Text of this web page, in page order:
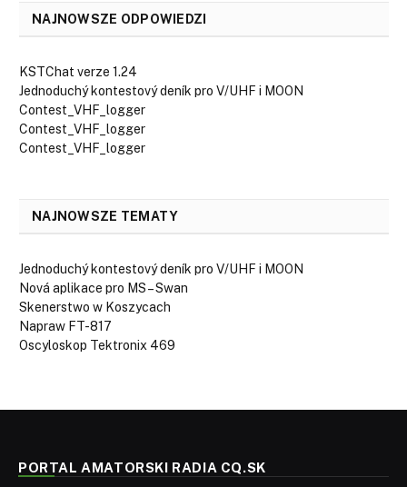
NAJNOWSZE ODPOWIEDZI
KSTChat verze 1.24
Jednoduchý kontestový deník pro V/UHF i MOON
Contest_VHF_logger
Contest_VHF_logger
Contest_VHF_logger
NAJNOWSZE TEMATY
Jednoduchý kontestový deník pro V/UHF i MOON
Nová aplikace pro MS – Swan
Skenerstwo w Koszycach
Napraw FT-817
Oscyloskop Tektronix 469
PORTAL AMATORSKI RADIA CQ.SK